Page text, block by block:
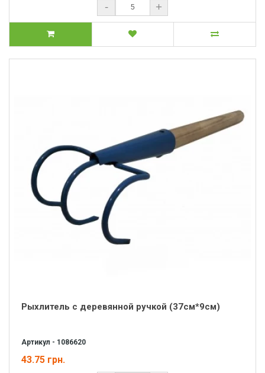
- +
Рыхлитель с деревянной ручкой (37см*9см)
Артикул - 1086620
43.75 грн.